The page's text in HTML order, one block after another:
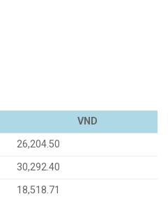
VND
26,204.50
30,292.40
18,518.71